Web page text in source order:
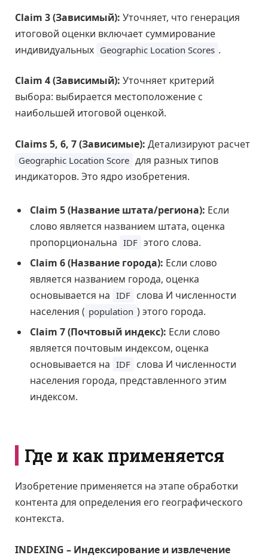
Claim 3 (Зависимый): Уточняет, что генерация
итоговой оценки включает суммирование
индивидуальных Geographic Location Scores .
Claim 4 (Зависимый): Уточняет критерий
выбора: выбирается местоположение с
наибольшей итоговой оценкой.
Claims 5, 6, 7 (Зависимые): Детализируют расчет
Geographic Location Score для разных типов
индикаторов. Это ядро изобретения.
Claim 5 (Название штата/региона): Если
слово является названием штата, оценка
пропорциональна IDF этого слова.
Claim 6 (Название города): Если слово
является названием города, оценка
основывается на IDF слова И численности
населения ( population ) этого города.
Claim 7 (Почтовый индекс): Если слово
является почтовым индексом, оценка
основывается на IDF слова И численности
населения города, представленного этим
индексом.
Где и как применяется
Изобретение применяется на этапе обработки
контента для определения его географического
контекста.
INDEXING – Индексирование и извлечение